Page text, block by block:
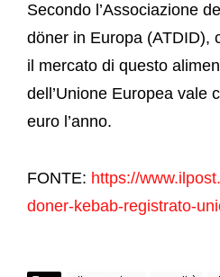
Secondo l’Associazione
döner in Europa (ATDID),
il mercato di questo
dell’Unione Europea vale
euro l’anno.
FONTE: https://
doner-kebab-registrato-